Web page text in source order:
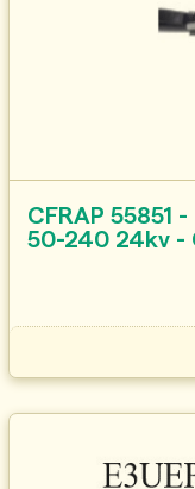
CFRAP 55851
50-240 24kv -